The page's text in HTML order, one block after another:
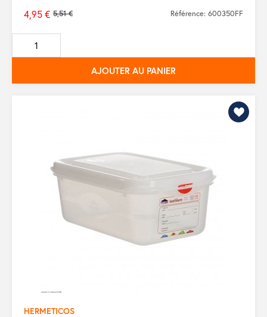
Prix
de
base
5,51 €
4,95 € Référence: 600350FF
AJOUTER AU PANIER
HERMETICOS